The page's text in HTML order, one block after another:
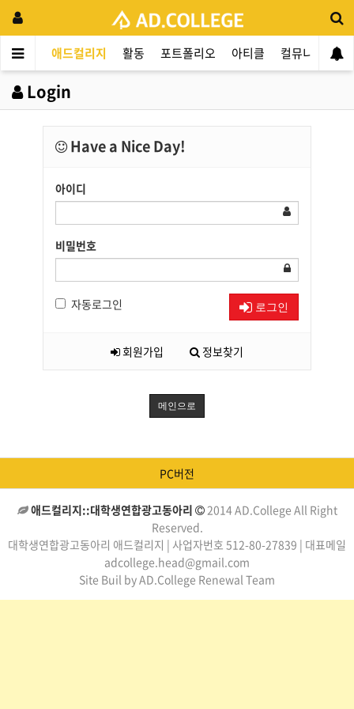
애드컬리지 활동 포트폴리오 아티클 컬뮤니티
Login
Have a Nice Day!
아이디
비밀번호
자동로그인 로그인
회원가입 정보찾기
메인으로
PC버전
애드컬리지::대학생연합광고동아리
2014 AD.College All Right
Reserved.
대학생연합광고동아리 애드컬리지 | 사업자번호 512-80-27839 | 대표메일
adcollege.head@gmail.com
Site Buil by AD.College Renewal Team